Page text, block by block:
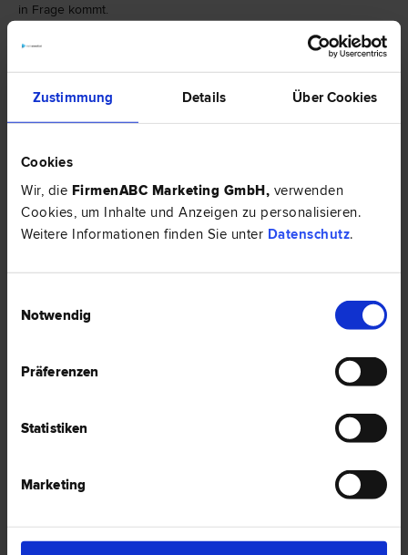
Zustimmung Details Über Cookies
Cookies
Wir, die FirmenABC Marketing GmbH, verwenden
Cookies, um Inhalte und Anzeigen zu personalisieren.
Weitere Informationen finden Sie unter Datenschutz.
Notwendig
Präferenzen
Statistiken
Marketing
in Frage kommt.
Falls Sie einen Rechtsanwalt in Gunskirchen mit einer bestimmten
Mag. Florian MAYR